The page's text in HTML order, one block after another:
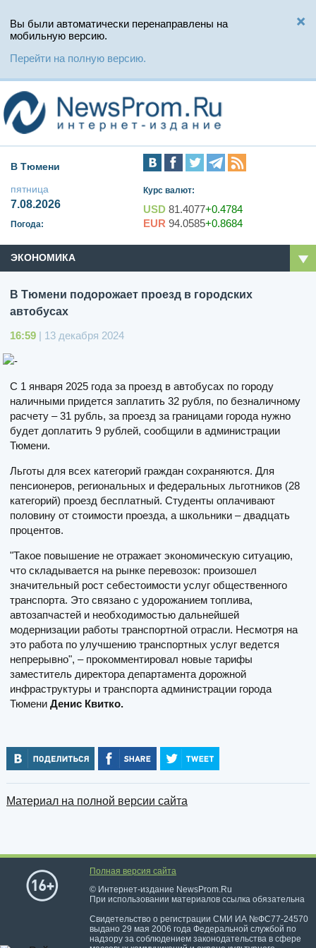
Вы были автоматически перенаправлены на
мобильную версию.
Перейти на полную версию.
В Тюмени
пятница
7.08.2026
Погода:
Курс валют:
USD 81.4077+0.4784
EUR 94.0585+0.8684
ЭКОНОМИКА
В Тюмени подорожает проезд в городских
автобусах
16:59 | 13 декабря 2024
С 1 января 2025 года за проезд в автобусах по городу
наличными придется заплатить 32 рубля, по безналичному
расчету – 31 рубль, за проезд за границами города нужно
будет доплатить 9 рублей, сообщили в администрации
Тюмени.
Льготы для всех категорий граждан сохраняются. Для
пенсионеров, региональных и федеральных льготников (28
категорий) проезд бесплатный. Студенты оплачивают
половину от стоимости проезда, а школьники – двадцать
процентов.
"Такое повышение не отражает экономическую ситуацию,
что складывается на рынке перевозок: произошел
значительный рост себестоимости услуг общественного
транспорта. Это связано с удорожанием топлива,
автозапчастей и необходимостью дальнейшей
модернизации работы транспортной отрасли. Несмотря на
это работа по улучшению транспортных услуг ведется
непрерывно", – прокомментировал новые тарифы
заместитель директора департамента дорожной
инфраструктуры и транспорта администрации города
Тюмени Денис Квитко.
Материал на полной версии сайта
Полная версия сайта
© Интернет-издание NewsProm.Ru
При использовании материалов ссылка обязательна
Свидетельство о регистрации СМИ ИА №ФС77-24570
выдано 29 мая 2006 года Федеральной службой по
надзору за соблюдением законодательства в сфере